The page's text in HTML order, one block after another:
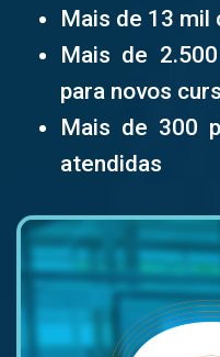
Mais de 13
Mais de
para novos
Mais de 300
atendidas